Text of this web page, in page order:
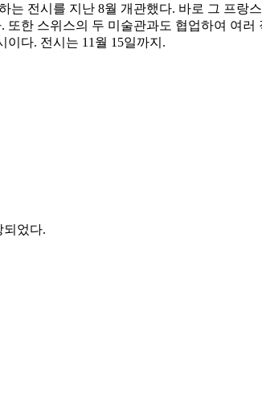
전시를 지난 8월 개관했다. 바로 그 프랑
또한 스위스의 두 미술관과도 협업하여 여러
다. 전시는 11월 15일까지.
되었다.